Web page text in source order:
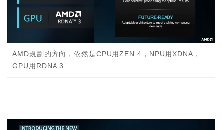
AMD規劃的方向，依然是CPU用ZEN 4，NPU用XDNA，
GPU用RDNA 3